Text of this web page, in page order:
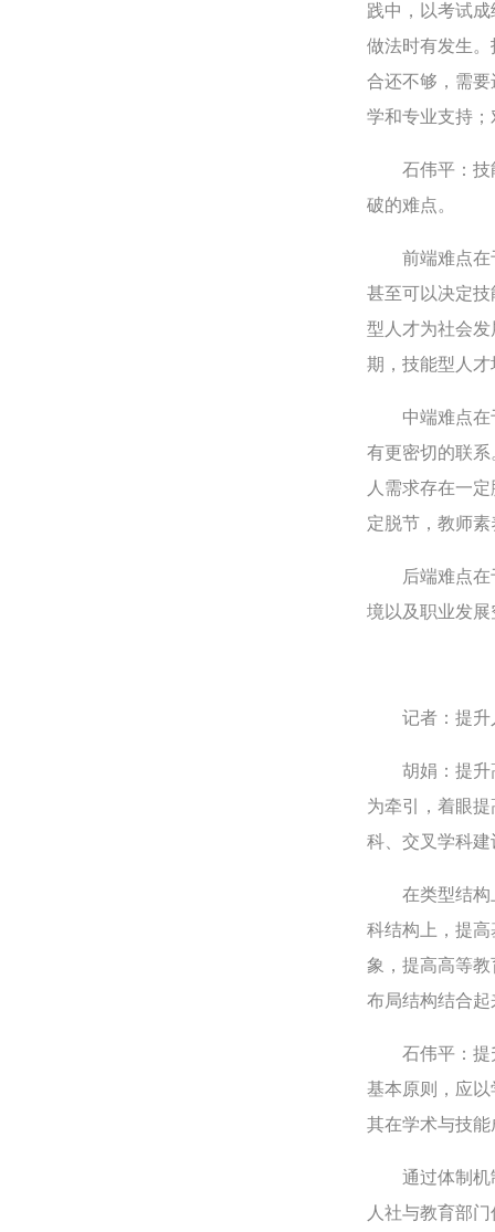
践中，以考试
做法时有发生
合还不够，需
学和专业支持
石伟平：技能
破的难点。
前端难点在于
甚至可以决定
型人才为社会
期，技能型人
中端难点在于
有更密切的联
人需求存在一
定脱节，教师
后端难点在于
境以及职业发
记者：提升
胡娟：提升高
为牵引，着眼
科、交叉学科
在类型结构上
科结构上，提
象，提高高等
布局结构结合
石伟平：提升
基本原则，应
其在学术与技
通过体制机制
人社与教育部